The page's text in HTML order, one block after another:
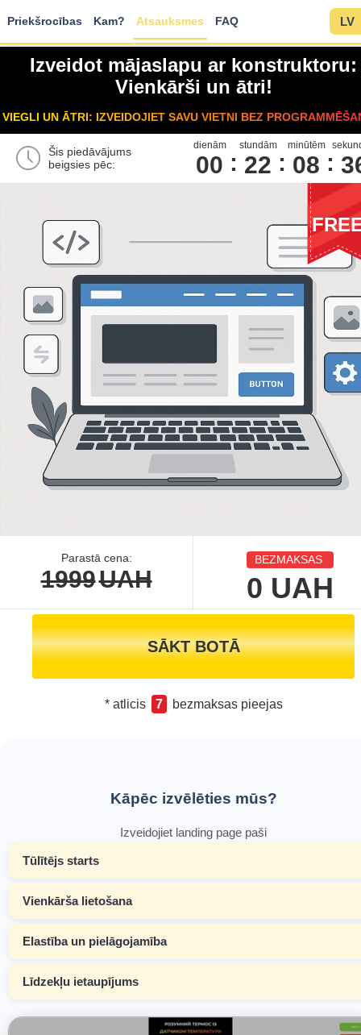
Priekšrocības Kam? Atsauksmes FAQ LV
Izveidot mājaslapu ar konstruktoru:
Vienkārši un ātri!
VIEGLI UN ĀTRI: IZVEIDOJIET SAVU VIETNI BEZ
Šis piedāvājums
beigsies pēc:
dienām
00
stundām
22
minūtēm
08 3
Parastā cena:
1999UAH
BEZMAKSAS
0 UAH
SĀKT BOTĀ
* atlicis 7 bezmaksas pieejas
Kāpēc izvēlēties mūs?
Izveidojiet landing page paši
Tūlītējs starts
Vienkārša lietošana
Elastība un pielāgojamība
Līdzekļu ietaupījums